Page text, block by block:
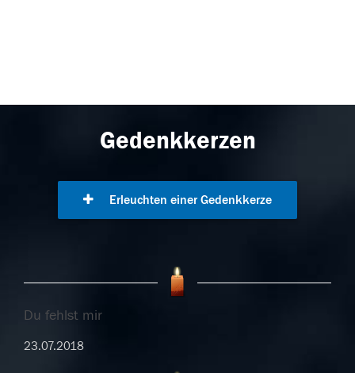
Gedenkkerzen
Erleuchten einer Gedenkkerze
Du fehlst mir
23.07.2018